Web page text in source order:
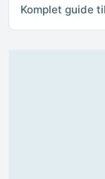
Komplet guide